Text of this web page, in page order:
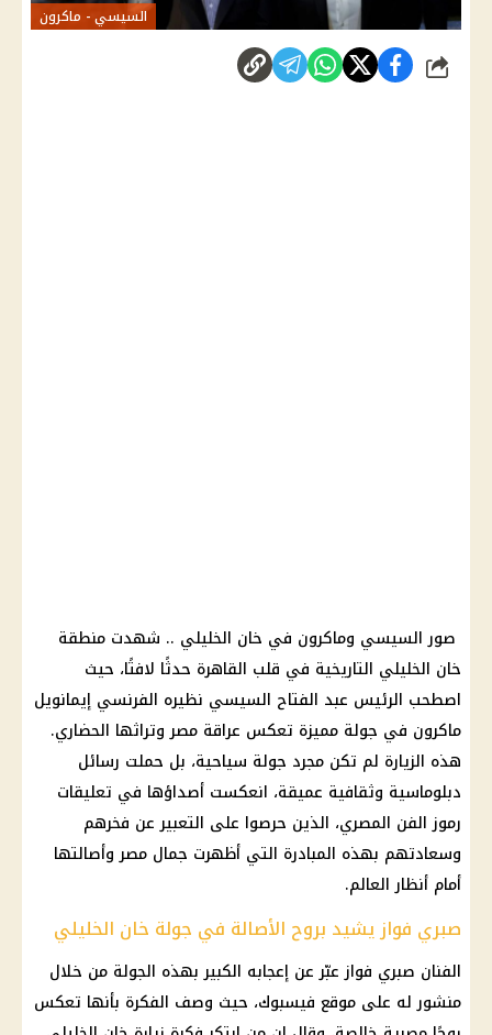
السيسي - ماكرون
شارك
صور السيسي وماكرون في خان الخليلي .. شهدت منطقة
خان الخليلي التاريخية في قلب القاهرة حدثًا لافتًا، حيث
اصطحب الرئيس عبد الفتاح السيسي نظيره الفرنسي إيمانويل
ماكرون في جولة مميزة تعكس عراقة مصر وتراثها الحضاري.
هذه الزيارة لم تكن مجرد جولة سياحية، بل حملت رسائل
دبلوماسية وثقافية عميقة، انعكست أصداؤها في تعليقات
رموز الفن المصري، الذين حرصوا على التعبير عن فخرهم
وسعادتهم بهذه المبادرة التي أظهرت جمال مصر وأصالتها
أمام أنظار العالم.
صبري فواز يشيد بروح الأصالة في جولة خان الخليلي
الفنان صبري فواز عبّر عن إعجابه الكبير بهذه الجولة من خلال
منشور له على موقع فيسبوك، حيث وصف الفكرة بأنها تعكس